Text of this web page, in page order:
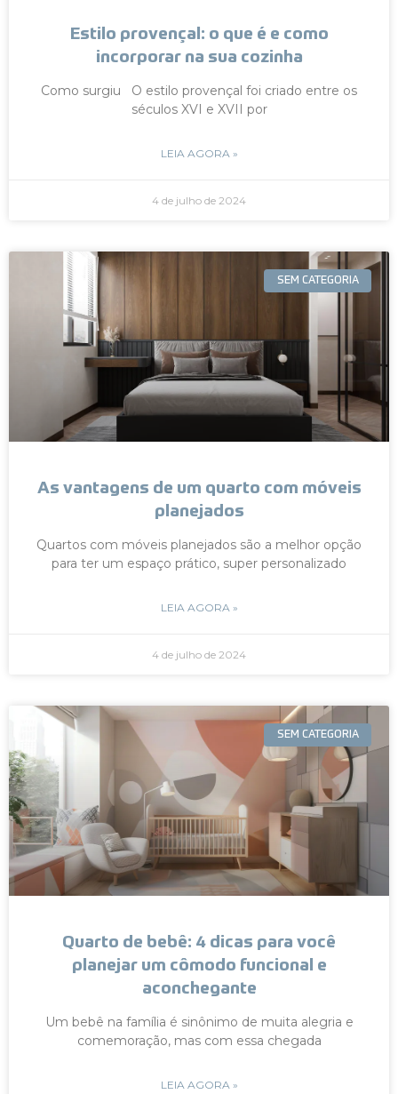
Estilo provençal: o que é e como
incorporar na sua cozinha
Como surgiu O estilo provençal foi criado entre os
séculos XVI e XVII por
LEIA AGORA »
4 de julho de 2024
SEM CATEGORIA
As vantagens de um quarto com móveis
planejados
Quartos com móveis planejados são a melhor opção
para ter um espaço prático, super personalizado
LEIA AGORA »
4 de julho de 2024
SEM CATEGORIA
Quarto de bebê: 4 dicas para você
planejar um cômodo funcional e
aconchegante
Um bebê na família é sinônimo de muita alegria e
comemoração, mas com essa chegada
LEIA AGORA »